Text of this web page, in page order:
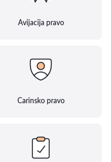
Avijacija pravo
Carinsko pravo